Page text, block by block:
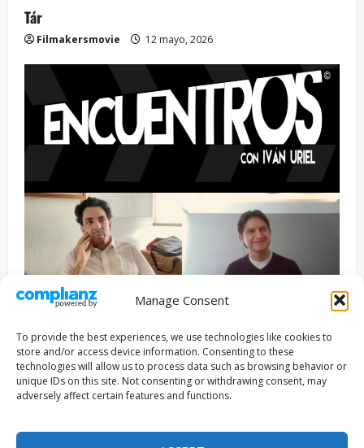
Manage Consent
To provide the best experiences, we use technologies like cookies to
store and/or access device information. Consenting to these
technologies will allow us to process data such as browsing behavior or
unique IDs on this site. Not consenting or withdrawing consent, may
adversely affect certain features and functions.
Tár
Filmakersmovie 12 mayo, 2026
Entrevista Series
ENCUENTROS CON IVÁN URIEL T3E22: JUAN PATRICIO
RIVEROLL
Filmakersmovie 5 mayo, 2026